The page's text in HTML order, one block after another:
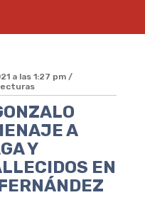
a las 1:27 pm /
A
Y
EN